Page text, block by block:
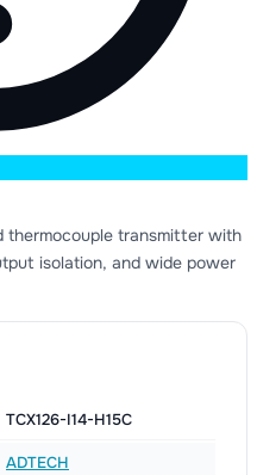
thermocouple transmitter with
isolation, and wide power
TCX126-I14-H15C
ADTECH